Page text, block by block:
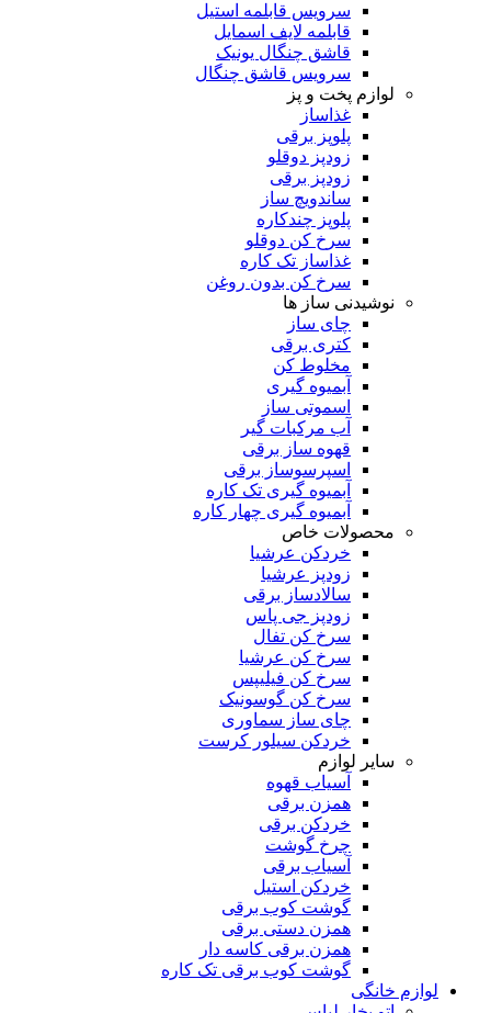
سرویس قابلمه استیل
قابلمه لایف اسمایل
قاشق چنگال یونیک
سرویس قاشق چنگال
لوازم پخت و پز
غذاساز
پلوپز برقی
زودپز دوقلو
زودپز برقی
ساندویچ ساز
پلوپز چندکاره
سرخ کن دوقلو
غذاساز تک کاره
سرخ کن بدون روغن
نوشیدنی ساز ها
چای ساز
کتری برقی
مخلوط کن
آبمیوه گیری
اسموتی ساز
آب مرکبات گیر
قهوه ساز برقی
اسپرسوساز برقی
آبمیوه گیری تک کاره
آبمیوه گیری چهار کاره
محصولات خاص
خردکن عرشیا
زودپز عرشیا
سالادساز برقی
زودپز جی پاس
سرخ کن تفال
سرخ کن عرشیا
سرخ کن فیلیپس
سرخ کن گوسونیک
چای ساز سماوری
خردکن سیلور کرست
سایر لوازم
آسیاب قهوه
همزن برقی
خردکن برقی
چرخ گوشت
آسیاب برقی
خردکن استیل
گوشت کوب برقی
همزن دستی برقی
همزن برقی کاسه دار
گوشت کوب برقی تک کاره
لوازم خانگی